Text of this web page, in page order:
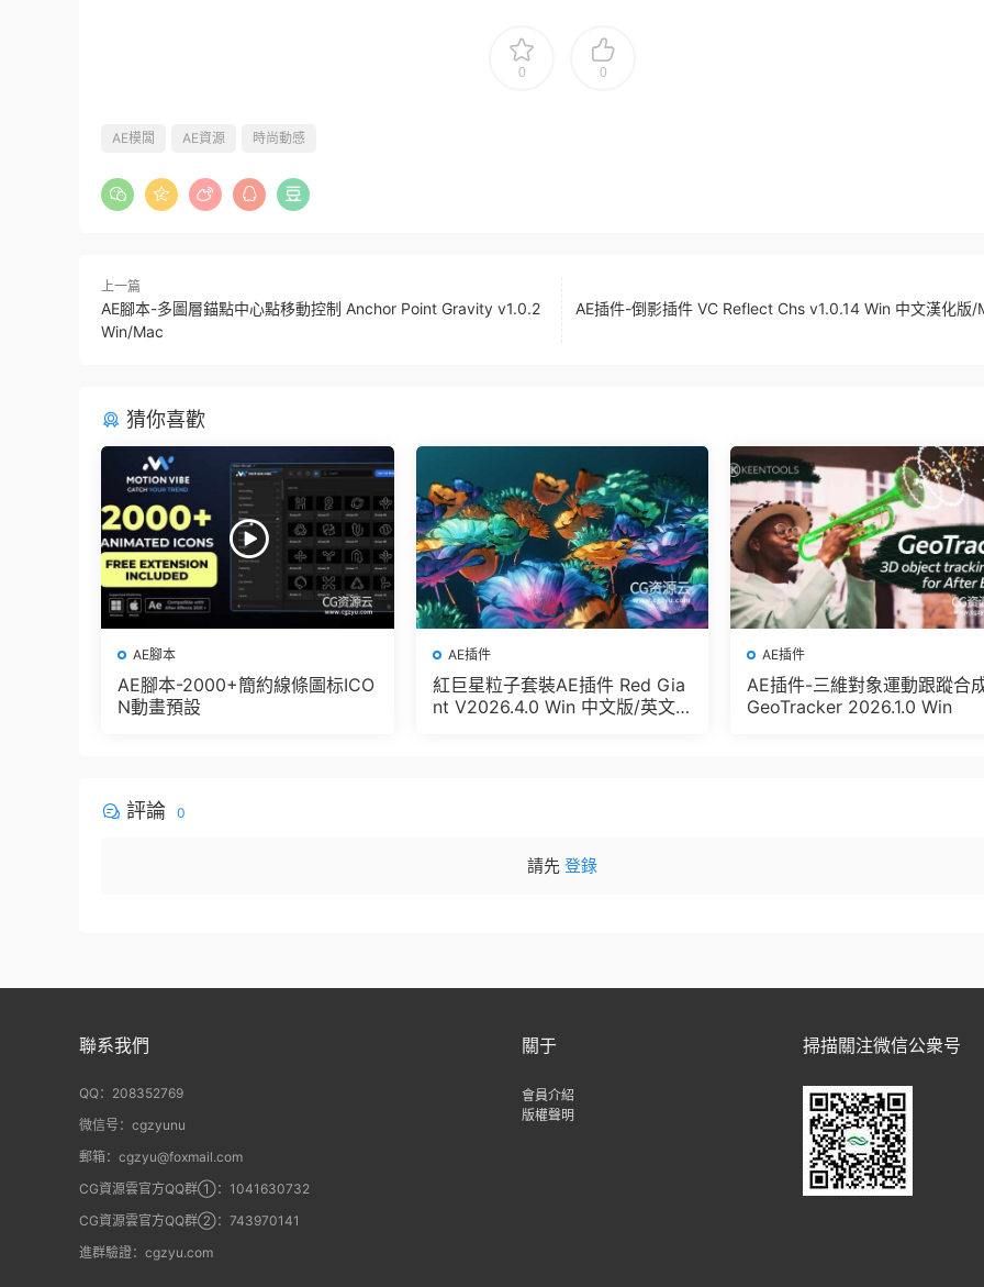
0 0
AE模闆 AE資源 時尚動感
上一篇
AE腳本-多圖層錨點中心點移動控制 Anchor Point Gravity v1.0.2
Win/Mac
AE插件-倒影插件 VC Reflect Chs v1.0.14 Win 中文漢化版/
猜你喜歡
AE腳本
AE腳本-2000+簡約線條圖标ICO
N動畫預設
AE插件
紅巨星粒子套裝AE插件 Red Gia
nt V2026.4.0 Win 中文版/英文
AE插件
AE插件-三維對象運動跟蹤合
GeoTracker 2026.1.0 Win
評論 0
請先 登錄
聯系我們
QQ：208352769
微信号：cgzyunu
郵箱：cgzyu@foxmail.com
CG資源雲官方QQ群①：1041630732
CG資源雲官方QQ群②：743970141
進群驗證：cgzyu.com
關于
會員介紹
版權聲明
掃描關注微信公衆号